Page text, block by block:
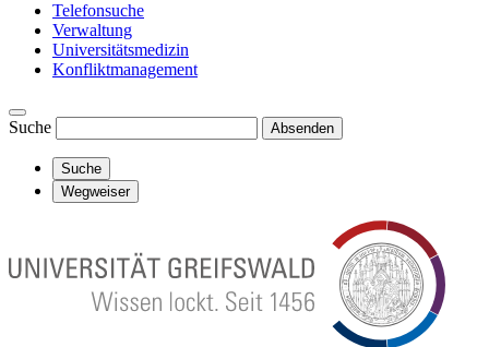
Telefonsuche
Verwaltung
Universitätsmedizin
Konfliktmanagement
Suche Absenden
Suche
Wegweiser